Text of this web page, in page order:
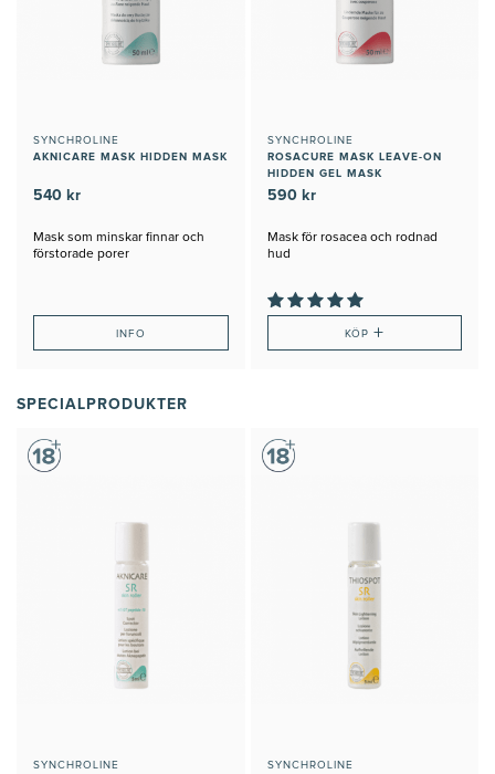
SYNCHROLINE
AKNICARE MASK HIDDEN MASK
540 kr
Mask som minskar finnar och
förstorade porer
INFO
SYNCHROLINE
ROSACURE MASK LEAVE-ON
HIDDEN GEL MASK
590 kr
Mask för rosacea och rodnad
hud
KÖP +
SPECIALPRODUKTER
SYNCHROLINE
SYNCHROLINE